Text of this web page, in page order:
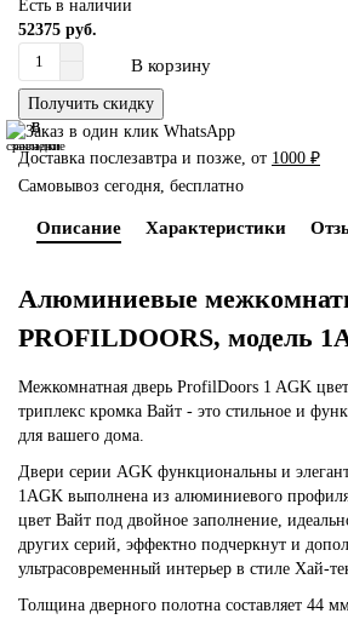
Есть в наличии
52375 руб.
В корзину
Получить скидку
В
закладки
В
сравнение
Доставка послезавтра и позже, от 1000 ₽
Самовывоз сегодня, бесплатно
Описание Характеристики
Алюминиевые
PROFILDOORS, модель
Межкомнатная дверь ProfilDoors 1 AGK
триплекс кромка Вайт - это стильное и
для вашего дома.
Двери серии AGK функциональны и
1AGK выполнена из алюминиевого
цвет Вайт под двойное заполнение,
других серий, эффектно подчеркнут и
ультрасовременный интерьер в стиле Хай-
Толщина дверного полотна составляет 44